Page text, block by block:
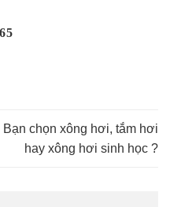
Bạn chọn xông hơi, tắm hơi
hay xông hơi sinh học ?